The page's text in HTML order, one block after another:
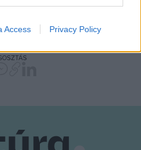
authentication
Access Privacy Policy